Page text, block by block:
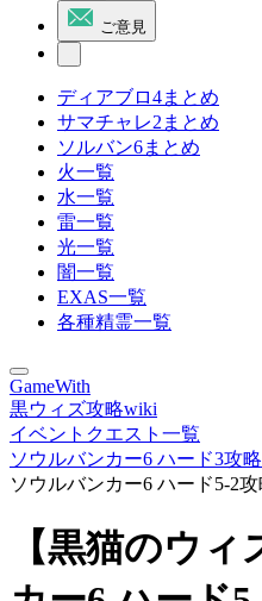
ご意見
ディアブロ4まとめ
サマチャレ2まとめ
ソルバン6まとめ
火一覧
水一覧
雷一覧
光一覧
闇一覧
EXAS一覧
各種精霊一覧
GameWith
黒ウィズ攻略wiki
イベントクエスト一覧
ソウルバンカー6 ハード3攻
ソウルバンカー6 ハード5-2
【黒猫のウ